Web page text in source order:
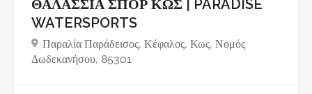
ΘΑΛΑΣΣΙΑ ΣΠΟΡ ΚΩΣ | PARADISE
WATERSPORTS
Παραλία Παράδεισος, Κέφαλος, Κως, Νομός
Δωδεκανήσου, 85301